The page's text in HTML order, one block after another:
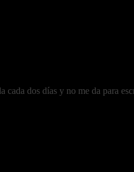
dos días y no me da para